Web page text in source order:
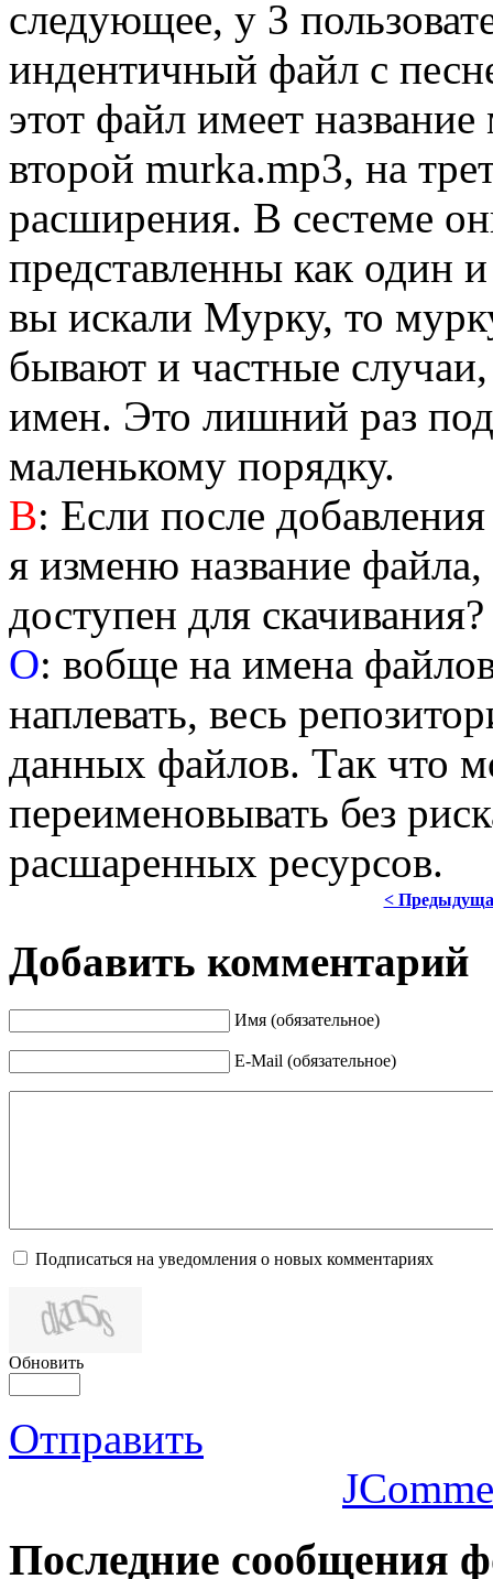
следующее, у 3
индентичный файл с
этот файл имеет
второй murka.mp3, на
расширения. В сестеме
представленны как один
вы искали Мурку, то
бывают и частные случаи,
имен. Это лишний раз
маленькому порядку.
В: Если после
я изменю название
доступен для скачивания?
О: вобще на имена
наплевать, весь
данных файлов. Так что
переименовывать без
расшаренных ресурсов.
<
Добавить комментарий
Имя (обязательное)
E-Mail (обязательное)
Подписаться на уведомления о новых комментариях
Обновить
Отправить
Последние сообщения